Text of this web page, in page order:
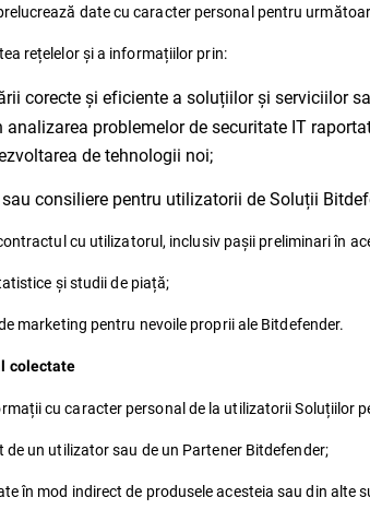
date cu caracter personal pentru
rețelelor și a informațiilor prin:
corecte și eficiente a soluțiilor și serviciilor
analizarea problemelor de securitate IT
de tehnologii noi;
consiliere pentru utilizatorii de Soluții
cu utilizatorul, inclusiv pașii preliminari în
și studii de piață;
marketing pentru nevoile proprii ale Bitdefender.
colectate
cu caracter personal de la utilizatorii Soluțiilor
un utilizator sau de un Partener Bitdefender;
în mod indirect de produsele acesteia sau din alte